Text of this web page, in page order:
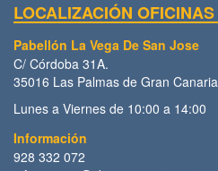
LOCALIZACIÓN OFICINAS
Pabellón La Vega De San Jose
C/ Córdoba 31A.
35016 Las Palmas de Gran Canaria
Lunes a Viernes de 10:00 a 14:00
Información
928 332 072